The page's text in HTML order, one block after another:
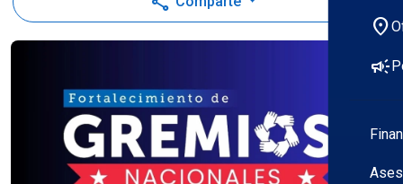
location_on
campaign